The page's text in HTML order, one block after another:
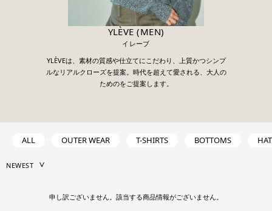
YLÈVE (MEN)
イレーブ
YLÈVEは、素材の質感や仕立てにこだわり、上質かつシンプ
ルなリアルクローズを提案。時代を超えて愛される、大人の
ためのをご提案します。
ALL OUTER WEAR T-SHIRTS BOTTOMS
申し訳ございません。該当する商品情報がございません。